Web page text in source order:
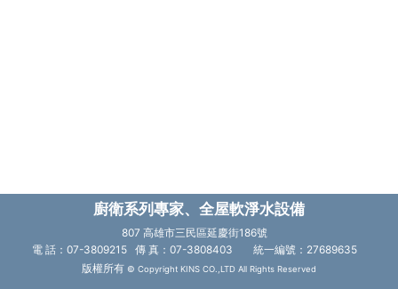
廚衛系列專家、全屋軟淨水設備
807 高雄市三民區延慶街186號
電 話：07-3809215 傳 真：07-3808403
統一編號：27689635
版權所有 © Copyright KINS CO.,LTD All Rights Reserved